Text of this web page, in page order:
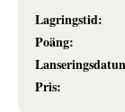
Lagringstid:
Poäng:
Pris: